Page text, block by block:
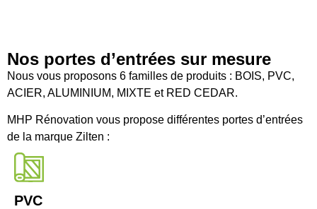
Nos portes d’entrées sur mesure
Nous vous proposons 6 familles de produits : BOIS, PVC,
ACIER, ALUMINIUM, MIXTE et RED CEDAR.
MHP Rénovation vous propose différentes portes d’entrées
de la marque Zilten :
PVC